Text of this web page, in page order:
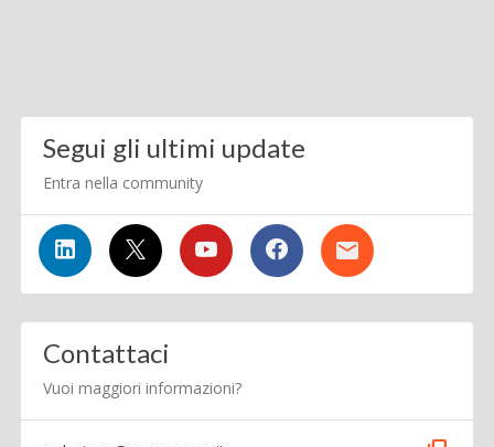
Segui gli ultimi update
Entra nella community
Contattaci
Vuoi maggiori informazioni?